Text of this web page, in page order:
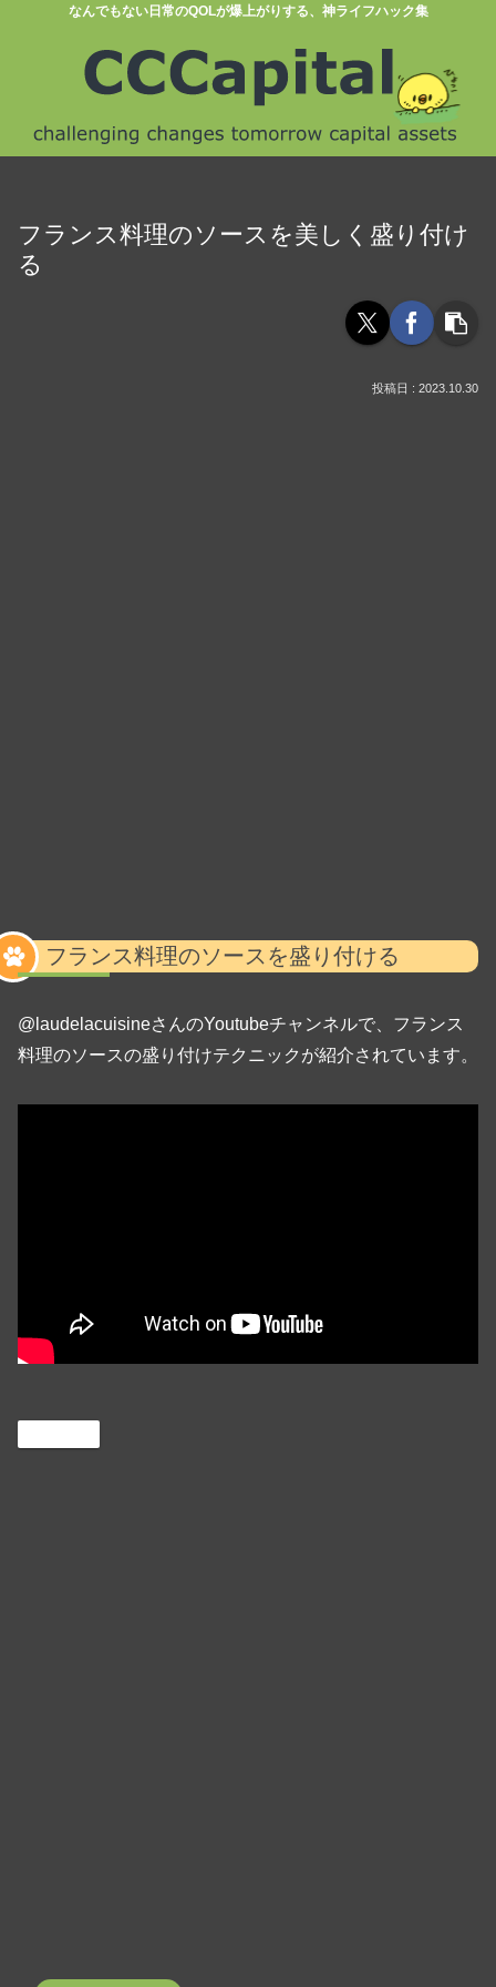
なんでもない日常のQOLが爆上がりする、神ライフハック集
フランス料理のソースを美しく盛り付け
る
2023.10.30
フランス料理のソースを盛り付ける
@laudelacuisineさんのYoutubeチャンネルで、フランス
料理のソースの盛り付けテクニックが紹介されています。